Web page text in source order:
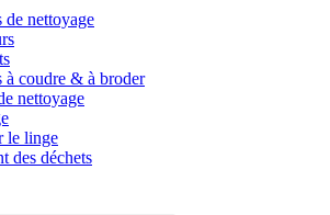
de nettoyage
à coudre & à broder
nettoyage
le linge
des déchets